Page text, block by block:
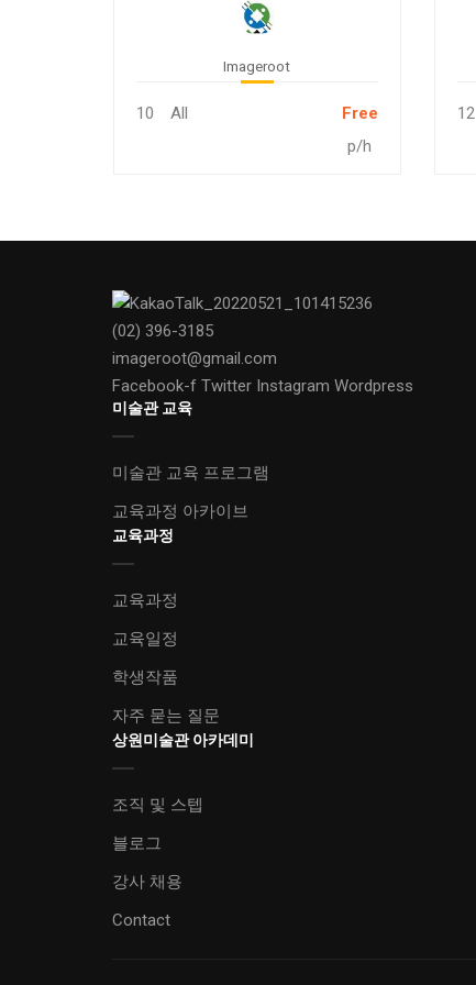
함께하는 전사염 에코백 만들
기
Imageroot
10 All
Free
p/h
12
(02) 396-3185
imageroot@gmail.com
Facebook-f Twitter Instagram Wordpress
미술관 교육
미술관 교육 프로그램
교육과정 아카이브
교육과정
교육과정
교육일정
학생작품
자주 묻는 질문
상원미술관 아카데미
조직 및 스텝
블로그
강사 채용
Contact